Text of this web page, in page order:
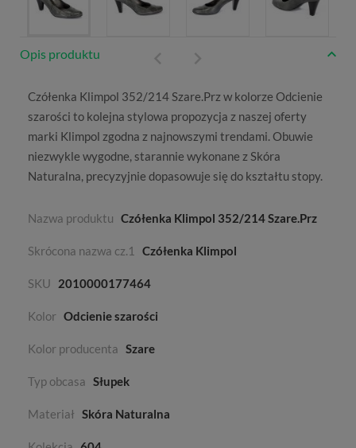
Opis produktu
Czółenka Klimpol 352/214 Szare.Prz w kolorze Odcienie
szarości to kolejna stylowa propozycja z naszej oferty
marki Klimpol zgodna z najnowszymi trendami. Obuwie
niezwykle wygodne, starannie wykonane zSkóra
Naturalna, precyzyjnie dopasowuje się do kształtu stopy.
Nazwa produktu Czółenka Klimpol 352/214 Szare.Prz
Skrócona nazwa cz.1 Czółenka Klimpol
SKU 2010000177464
Kolor Odcienie szarości
Kolor producenta Szare
Typ obcasa Słupek
Materiał Skóra Naturalna